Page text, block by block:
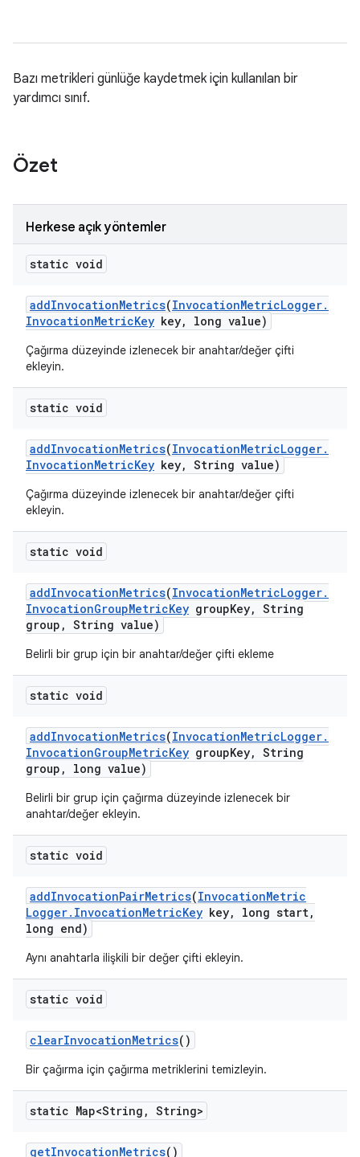
Bazı metrikleri günlüğe kaydetmek için kullanılan bir
yardımcı sınıf.
Özet
Herkese açık yöntemler
static void
addInvocationMetrics(InvocationMetricLogger.
InvocationMetricKey key, long value)
Çağırma düzeyinde izlenecek bir anahtar/değer çifti
ekleyin.
static void
addInvocationMetrics(InvocationMetricLogger.
InvocationMetricKey key, String value)
Çağırma düzeyinde izlenecek bir anahtar/değer çifti
ekleyin.
static void
addInvocationMetrics(InvocationMetricLogger.
InvocationGroupMetricKey groupKey, String
group , String value)
Belirli bir grup için bir anahtar/değer çifti ekleme
static void
addInvocationMetrics(InvocationMetricLogger.
InvocationGroupMetricKey groupKey, String
group , long value)
Belirli bir grup için çağırma düzeyinde izlenecek bir
anahtar/değer ekleyin.
static void
addInvocationPairMetrics(InvocationMetric
Logger. InvocationMetricKey key, long start,
long end)
Aynı anahtarla ilişkili bir değer çifti ekleyin.
static void
clearInvocationMetrics()
Bir çağırma için çağırma metriklerini temizleyin.
static Map<String , String>
getInvocationMetrics()